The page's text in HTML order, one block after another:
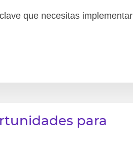
que necesitas implementar
para